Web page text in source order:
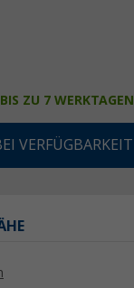
ZU 7 WERKTAGEN
VERFÜGBARKEIT